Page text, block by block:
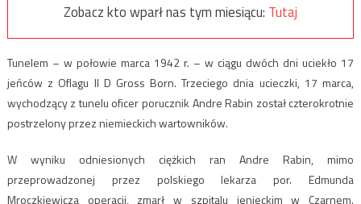
Zobacz kto wparł nas tym miesiącu: Tutaj
Tunelem – w połowie marca 1942 r. – w ciągu dwóch dni uciekło 17
jeńców z Oflagu II D Gross Born. Trzeciego dnia ucieczki, 17 marca,
wychodzący z tunelu oficer porucznik Andre Rabin został czterokrotnie
postrzelony przez niemieckich wartowników.
W wyniku odniesionych ciężkich ran Andre Rabin, mimo
przeprowadzonej przez polskiego lekarza por. Edmunda
Mroczkiewicza operacji, zmarł w szpitalu jenieckim w Czarnem.